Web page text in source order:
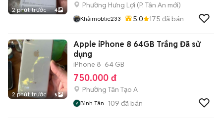
2 phút trước 4
Phường Hưng Lợi (P. Tân An mới)
Khảimoblie233 5.0 175 đã bán
2 phút trước 5
Apple iPhone 8 64GB Trắng Đã sử
dụng
iPhone 8 64 GB
750.000 đ
Phường Tân Tạo A
Bình Tân 109 đã bán